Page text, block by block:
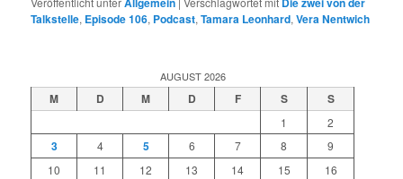
Talkstelle, Episode 106, Podcast,Tamara Leonhard,Vera Nentwich
AUGUST 2026
M D M D F S S
1 2
3 4 5 6 7 8
9
10
11 12 13 14 15
16